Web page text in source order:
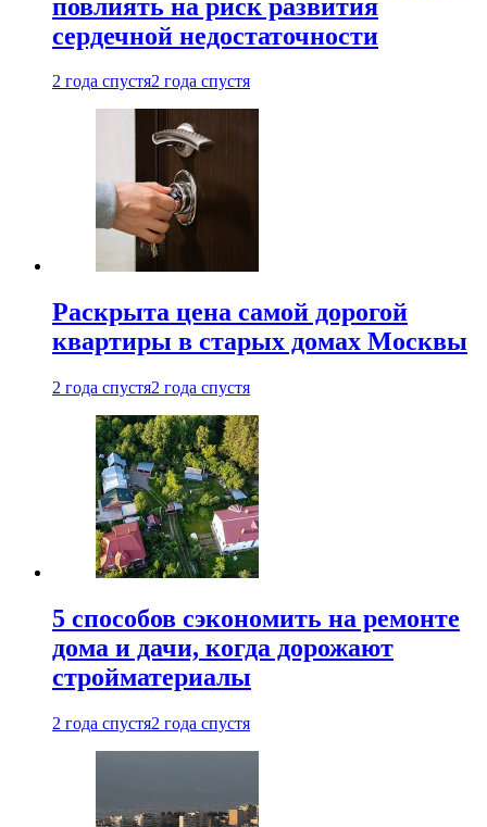
повлиять на риск развития
сердечной недостаточности
2 года спустя2 года спустя
Раскрыта цена самой дорогой
квартиры в старых домах Москвы
2 года спустя2 года спустя
5 способов сэкономить на ремонте
дома и дачи, когда дорожают
стройматериалы
2 года спустя2 года спустя